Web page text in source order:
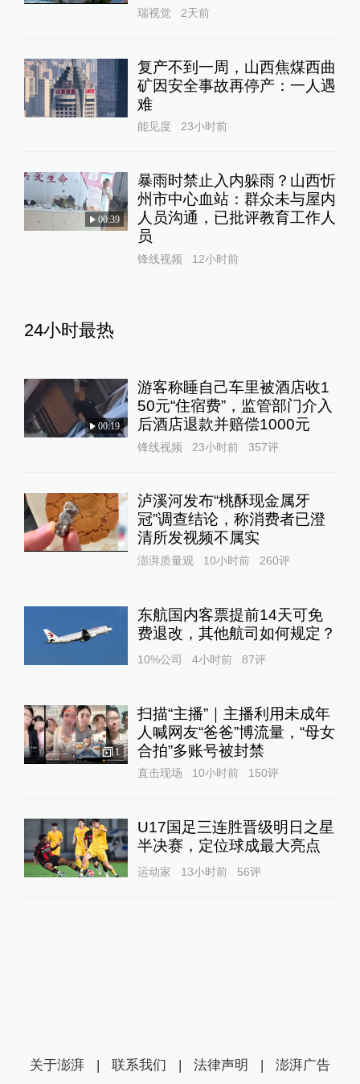
瑞视觉 2天前
复产不到一周，山西焦煤西曲
矿因安全事故再停产：一人遇
难
能见度 23小时前
00:39
暴雨时禁止入内躲雨？山西忻
州市中心血站：群众未与屋内
人员沟通，已批评教育工作人
员
锋线视频 12小时前
24小时最热
00:19
游客称睡自己车里被酒店收1
50元“住宿费”，监管部门介入
后酒店退款并赔偿1000元
锋线视频 23小时前 357评
泸溪河发布“桃酥现金属牙
冠”调查结论，称消费者已澄
清所发视频不属实
澎湃质量观 10小时前 260评
东航国内客票提前14天可免
费退改，其他航司如何规定？
10%公司 4小时前 87评
1
扫描“主播”｜主播利用未成年
人喊网友“爸爸”博流量，“母女
合拍”多账号被封禁
直击现场 10小时前 150评
U17国足三连胜晋级明日之星
半决赛，定位球成最大亮点
运动家 13小时前 56评
关于澎湃 | 联系我们 | 法律声明 | 澎湃广告